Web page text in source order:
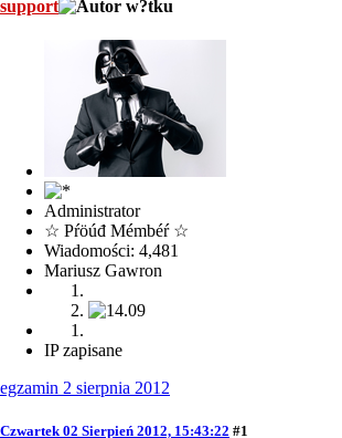
support
Administrator
☆ Pŕöúđ Mémbéŕ ☆
Wiadomości: 4,481
Mariusz Gawron
IP zapisane
egzamin 2 sierpnia 2012
Czwartek 02 Sierpień 2012, 15:43:22 #1